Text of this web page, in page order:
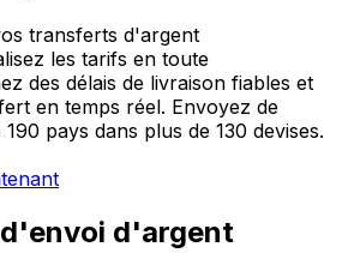
transferts d'argent
les tarifs en toute
des délais de livraison fiables et
en temps réel. Envoyez de
pays dans plus de 130 devises.
d'argent